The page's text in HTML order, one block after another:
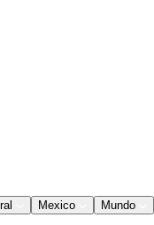
Mexico Mundo